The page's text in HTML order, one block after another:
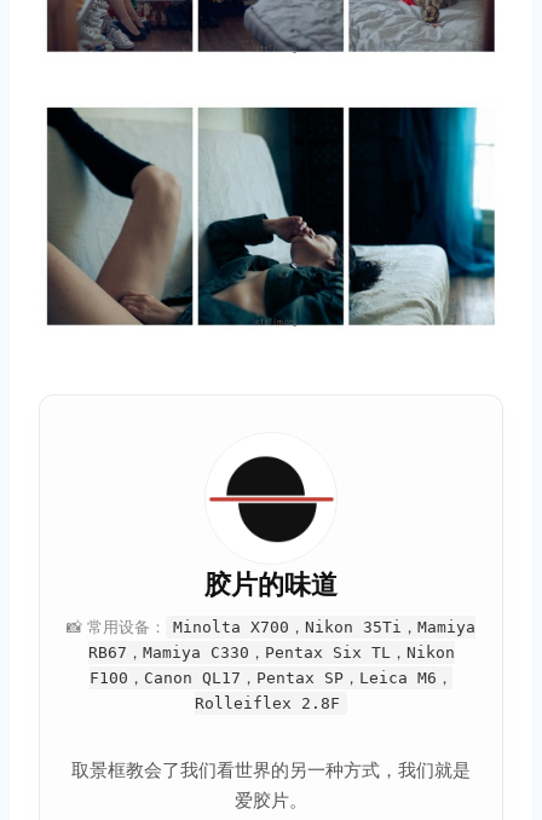
胶片的味道
📸 常用设备：
Minolta X700，Nikon 35Ti，Mamiya
RB67，Mamiya C330，Pentax Six TL，Nikon
F100，Canon QL17，Pentax SP，Leica M6，
Rolleiflex 2.8F
取景框教会了我们看世界的另一种方式，我们就是
爱胶片。